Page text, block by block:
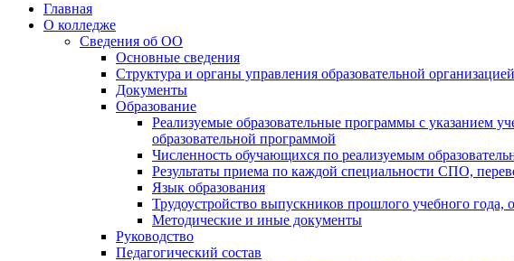
Главная
О колледже
Сведения об ОО
Основные сведения
Структура и органы управления образовательной организацией
Документы
Образование
Реализуемые образовательные программы с указанием
образовательной программой
Численность обучающихся по реализуемым
Результаты приема по каждой специальности СПО,
Язык образования
Трудоустройство выпускников прошлого учебного
Методические и иные документы
Руководство
Педагогический состав